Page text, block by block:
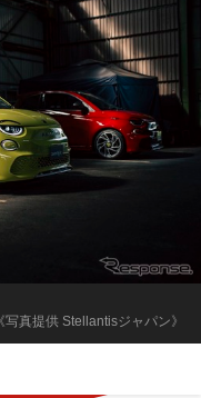
《写真提供 Stellantisジャパン》